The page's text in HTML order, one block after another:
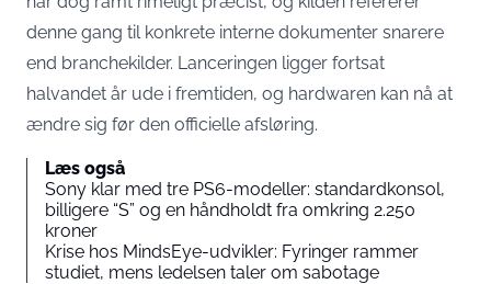
denne gang til konkrete interne dokumenter snarere
end branchekilder. Lanceringen ligger fortsat
halvandet år ude i fremtiden, og hardwaren kan nå at
ændre sig før den officielle afsløring.
Læs også
Sony klar med tre PS6-modeller: standardkonsol,
billigere “S” og en håndholdt fra omkring 2.250
kroner
Krise hos MindsEye-udvikler: Fyringer rammer
studiet, mens ledelsen taler om sabotage